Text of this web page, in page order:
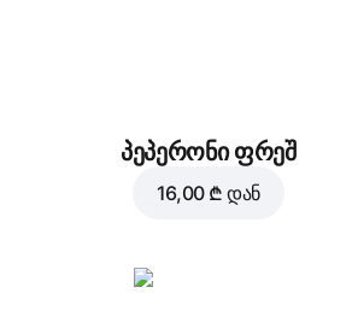
პეპერონი ფრეშ
16,00 ₾ დან